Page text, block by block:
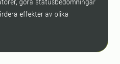
effekter av olika